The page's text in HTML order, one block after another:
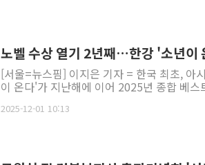
노벨 수상 열기 2년째…한강 '소년이
[서울=뉴스핌] 이지은 기자 = 한국 최초, 아
이 온다'가 지난해에 이어 2025년 종합 베
2025-12-01 10:13